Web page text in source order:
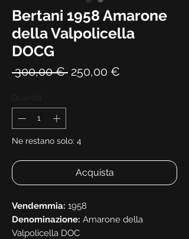
Bertani 1958 Amarone
della Valpolicella
DOCG
300,00 € Prezzo
250,00 €
Ne restano solo: 4
Acquista
Vendemmia: 1958
Denominazione: Amarone della
Valpolicella DOC